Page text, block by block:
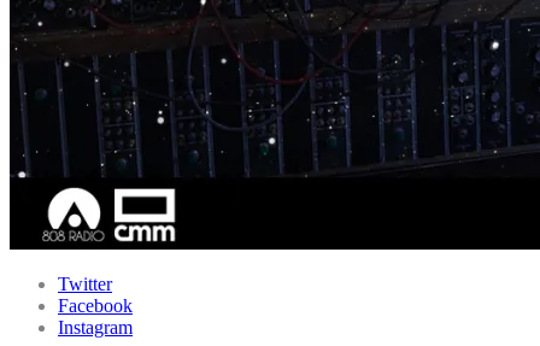
Twitter
Facebook
Instagram